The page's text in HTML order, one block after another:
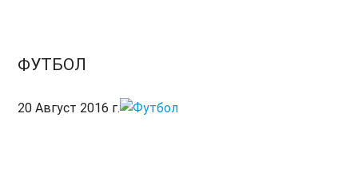
ФУТБОЛ
20 Август 2016 г.